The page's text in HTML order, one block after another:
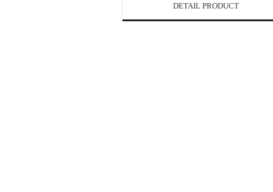
DETAIL PRODUCT